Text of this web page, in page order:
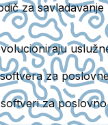
za
za
za